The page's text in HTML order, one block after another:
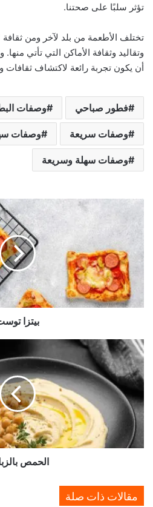
تؤثر سلبًا على صحتنا.
تختلف الأطعمة من بلد لآخر ومن
وتقاليد وثقافة الأماكن التي تأتي
أن يكون تجربة رائعة لاكتشاف ثقافات
فطور صباحي وصفات
وصفات سريعة وصفات
وصفات سهلة وسريعة
ت
بيتزا
ا
ل
ح
م
ص
ب
ز
د
الحمص
مقالات ذات صلة